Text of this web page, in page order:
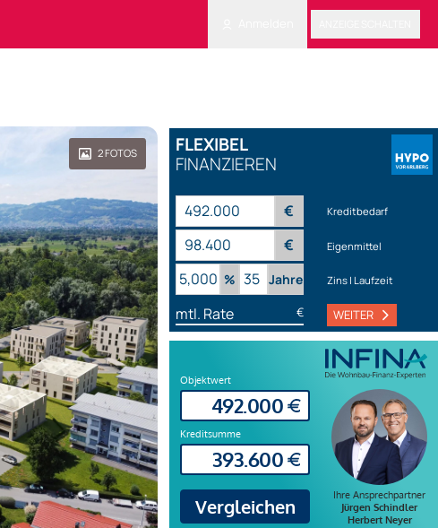
FLEXIBEL
FINANZIEREN
€ Kreditbedarf
€ Eigenmittel
% Jahre Zins | Laufzeit
mtl. Rate € WEITER
2FOTOS